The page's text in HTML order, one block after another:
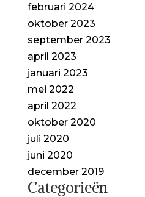
februari 2024
oktober 2023
september 2023
april 2023
januari 2023
mei 2022
april 2022
oktober 2020
juli 2020
juni 2020
december 2019
Categorieën